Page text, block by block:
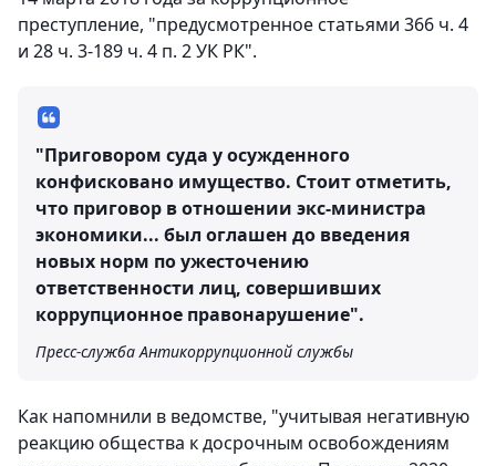
преступление, "предусмотренное статьями 366 ч. 4
и 28 ч. 3-189 ч. 4 п. 2 УК РК".
"Приговором суда у осужденного
конфисковано имущество. Стоит отметить,
что приговор в отношении экс-министра
экономики... был оглашен до введения
новых норм по ужесточению
ответственности лиц, совершивших
коррупционное правонарушение".
Пресс-служба Антикоррупционной службы
Как напомнили в ведомстве, "учитывая негативную
реакцию общества к досрочным освобождениям